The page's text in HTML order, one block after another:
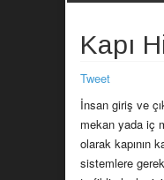
Kapı
Tweet
İnsan giriş ve
mekan yada iç
olarak kapının
sistemlere